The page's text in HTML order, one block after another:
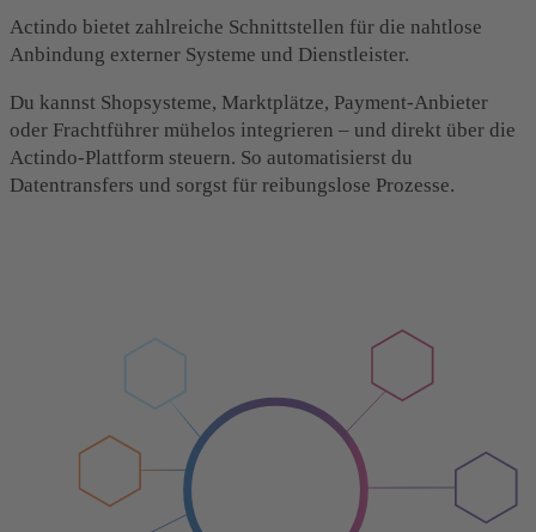
Actindo bietet zahlreiche Schnittstellen für die nahtlose
Anbindung externer Systeme und Dienstleister.
Du kannst Shopsysteme, Marktplätze, Payment-Anbieter
oder Frachtführer mühelos integrieren – und direkt über die
Actindo-Plattform steuern. So automatisierst du
Datentransfers und sorgst für reibungslose Prozesse.